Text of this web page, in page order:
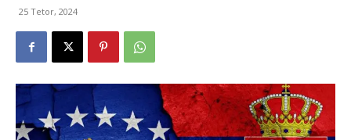
25 Tetor, 2024